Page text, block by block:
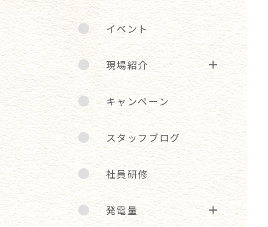
イベント
現場紹介
キャンペーン
スタッフブログ
社員研修
発電量